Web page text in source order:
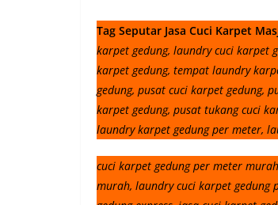
Tag Seputar Jasa Cuci Karpet
karpet gedung, laundry cuci karpet
karpet gedung, tempat laundry
gedung, pusat cuci karpet gedung,
karpet gedung, pusat tukang cuci
laundry karpet gedung per meter,
cuci karpet gedung per meter
murah, laundry cuci karpet gedung